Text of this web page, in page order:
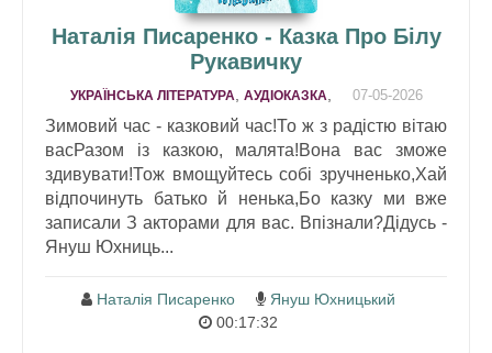
Наталія Писаренко - Казка Про Білу
Рукавичку
УКРАЇНСЬКА ЛІТЕРАТУРА, АУДІОКАЗКА, 07-05-2026
Зимовий час - казковий час!То ж з радістю вітаю
васРазом із казкою, малята!Вона вас зможе
здивувати!Тож вмощуйтесь собі зручненько,Хай
відпочинуть батько й ненька,Бо казку ми вже
записали З акторами для вас. Впізнали?Дідусь -
Януш Юхниць...
Наталія Писаренко
Януш Юхницький
00:17:32